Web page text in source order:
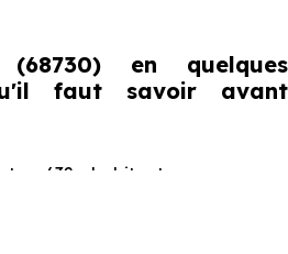
(68730) en quelques
faut savoir avant
632 habitants, avec une